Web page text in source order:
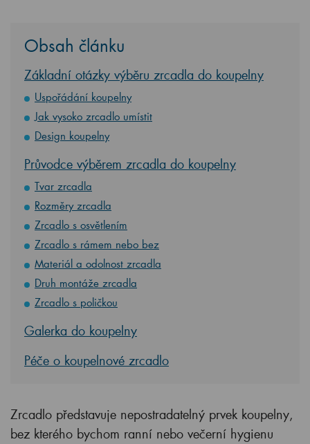
Obsah článku
Základní otázky výběru zrcadla do koupelny
Uspořádání koupelny
Jak vysoko zrcadlo umístit
Design koupelny
Průvodce výběrem zrcadla do koupelny
Tvar zrcadla
Rozměry zrcadla
Zrcadlo s osvětlením
Zrcadlo s rámem nebo bez
Materiál a odolnost zrcadla
Druh montáže zrcadla
Zrcadlo s poličkou
Galerka do koupelny
Péče o koupelnové zrcadlo
Zrcadlo představuje nepostradatelný prvek koupelny,
bez kterého bychom ranní nebo večerní hygienu